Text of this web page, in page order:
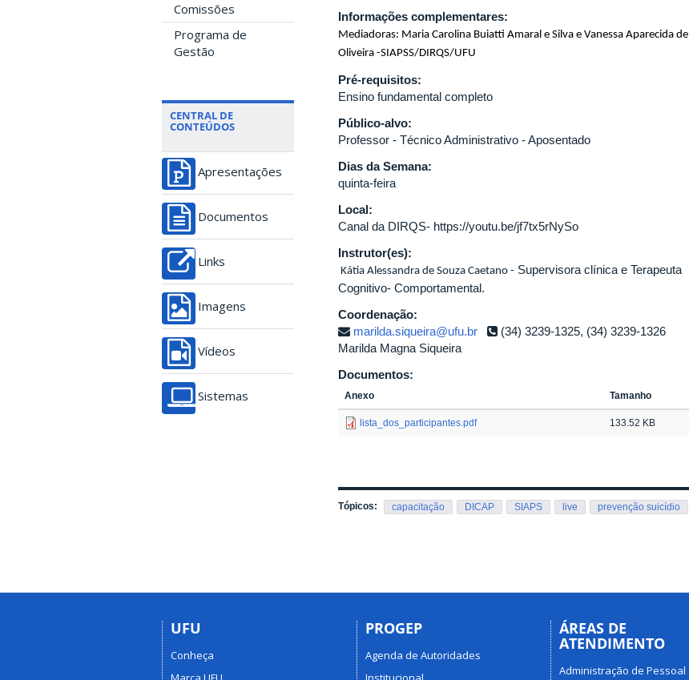
Comissões
Programa de
Gestão
CENTRAL DE
CONTEÚDOS
Apresentações
Documentos
Links
Imagens
Vídeos
Sistemas
Informações complementares:
Mediadoras: Maria Carolina Buiatti Amaral e Silva e Vanessa Aparecida de
Oliveira -SIAPSS/DIRQS/UFU
Pré-requisitos:
Ensino fundamental completo
Público-alvo:
Professor - Técnico Administrativo - Aposentado
Dias da Semana:
quinta-feira
Local:
Canal da DIRQS- https://youtu.be/jf7tx5rNySo
Instrutor(es):
Kátia Alessandra de Souza Caetano - Supervisora clínica e Terapeuta
Cognitivo- Comportamental.
Coordenação:
marilda.siqueira@ufu.br
(34) 3239-1325, (34) 3239-1326
Marilda Magna Siqueira
Documentos:
Anexo Tamanho
lista_dos_participantes.pdf 133.52 KB
Tópicos: capacitação DICAP SIAPS live prevenção suicídio
UFU
Conheça
PROGEP
Agenda de Autoridades
ÁREAS DE
ATENDIMENTO
Administração de Pessoal